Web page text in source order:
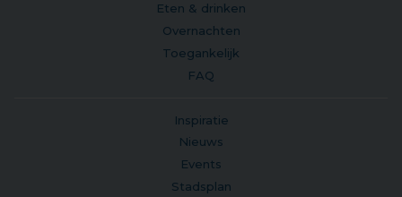
Eten & drinken
Overnachten
Toegankelijk
FAQ
Inspiratie
Nieuws
Events
Stadsplan